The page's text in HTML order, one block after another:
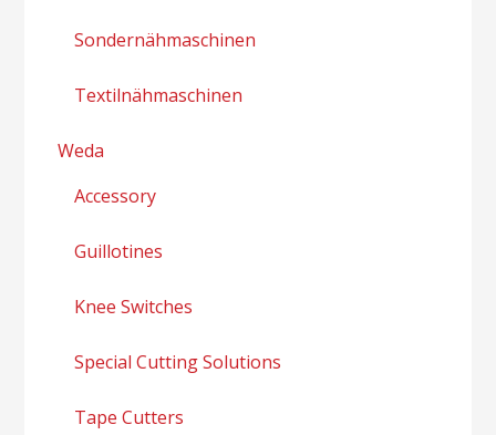
Sondernähmaschinen
Textilnähmaschinen
Weda
Accessory
Guillotines
Knee Switches
Special Cutting Solutions
Tape Cutters